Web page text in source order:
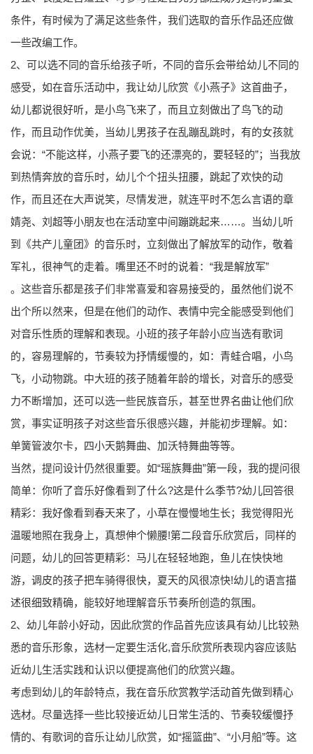
条件，有时候为了满足这些条件，我们选取的音乐作品还应做
一些改编工作。
2、可以选不同的音乐给孩子听，不同的音乐会带给幼儿不同的
感受，如在音乐活动中，我让幼儿欣赏《小燕子》这首曲子，
幼儿都说很好听，是小鸟飞来了，而且立刻做出了鸟飞的动
作，而且动作优美，当幼儿男孩子在乱蹦乱跳时，有的女孩就
会说：“不能这样，小燕子要飞的还漂亮的，要轻轻的”；当我放
到热情奔放的音乐时，幼儿个个扭头扭腰，跳起了欢快的动
作，而且还在大声说笑，尽情发泄，就连平时不怎么言语的章
婧尧、刘超等小朋友也在活动室中间蹦跳起来……。当幼儿听
到《共产儿童团》的音乐时，立刻做出了解放军的动作，敬着
军礼，很神气的走着。嘴里还不时的说着：“我是解放军”
。这些音乐都是孩子们非常喜爱和容易接受的，虽然他们说不
出个所以然来，但是在他们的动作、表情中完全能感受到他们
对音乐性质的理解和表现。小班的孩子年龄小应当选有歌词
的，容易理解的，节奏较为抒情缓慢的，如：青蛙合唱，小鸟
飞，小动物跳。中大班的孩子随着年龄的增长，对音乐的感受
力不断增加，还可以选一些民族音乐，甚至世界名曲让他们欣
赏，事实证明孩子对这些音乐很感兴趣，并能初步理解。如：
单簧管波尔卡，四小天鹅舞曲、加沃特舞曲等等。
当然，提问设计仍然很重要。如“瑶族舞曲”第一段，我的提问很
简单：你听了音乐好像看到了什么?这是什么季节?幼儿回答很
精彩：我好像看到春天来了，小草在慢慢地生长；我觉得阳光
温暖地照在我身上，真想伸个懒腰!第二段音乐欣赏后，同样的
问题，幼儿的回答更精彩：马儿在轻轻地跑，鱼儿在快快地
游，调皮的孩子把车骑得很快，夏天的风很凉快!幼儿的语言描
述很细致精确，能较好地理解音乐节奏所创造的氛围。
2、幼儿年龄小好动，因此欣赏的作品首先应该具有幼儿比较熟
悉的音乐形象，选材一定要生活化,音乐欣赏所表现内容应该贴
近幼儿生活实践和认识以便提高他们的欣赏兴趣。
考虑到幼儿的年龄特点，我在音乐欣赏教学活动首先做到精心
选材。尽量选择一些比较接近幼儿日常生活的、节奏较缓慢抒
情的、有歌词的音乐让幼儿欣赏，如“摇篮曲”、“小月船”等。这